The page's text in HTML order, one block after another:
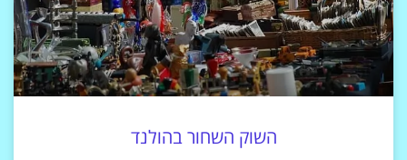
השוק השחור בהולנד